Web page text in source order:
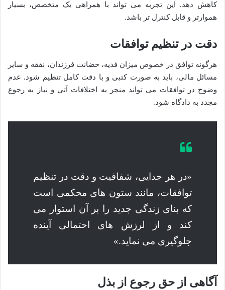
کاهش دهد. این تجربه می تواند با همراهی یک متخصص، بسیار
هموارتر و قابل کنترل تر باشد.
دقت در تنظیم توافقات
هرگونه توافق در خصوص میزان فدیه، حضانت فرزندان، نفقه و سایر
مسائل مالی، باید به صورت کتبی و با دقت کامل تنظیم شود. عدم
وضوح در توافقات می تواند منجر به اختلافات آتی و نیاز به رجوع
مجدد به دادگاه شود.
«در هر جدایی، شفافیت و دقت در تنظیم
توافقات، مانند ستون های محکمی است
که بنای زندگی جدید را بر آن استوار می
کند و از لرزش های احتمالی آینده
جلوگیری می نماید.»
آگاهی از حق رجوع از بذل